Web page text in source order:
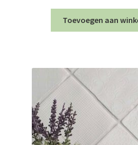
Toevoegen aan